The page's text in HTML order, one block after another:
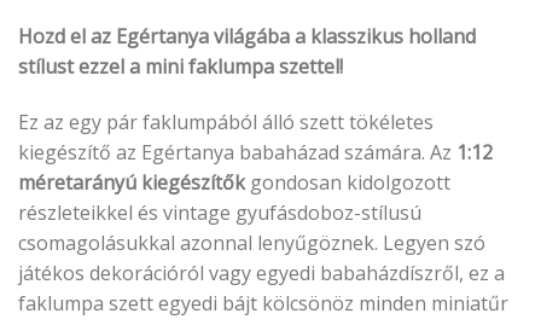
Hozd el az Egértanya világába a klasszikus holland
stílust ezzel a mini faklumpa szettel!
Ez az egy pár faklumpából álló szett tökéletes
kiegészítő az Egértanya babaházad számára. Az 1:12
méretarányú kiegészítőkgondosan kidolgozott
részleteikkel és vintage gyufásdoboz-stílusú
csomagolásukkal azonnal lenyűgöznek. Legyen szó
játékos dekorációról vagy egyedi babaházdíszről, ez a
faklumpa szett egyedi bájt kölcsönöz minden miniatűr